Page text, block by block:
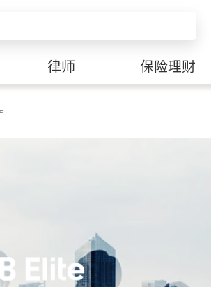
律师 保险理财